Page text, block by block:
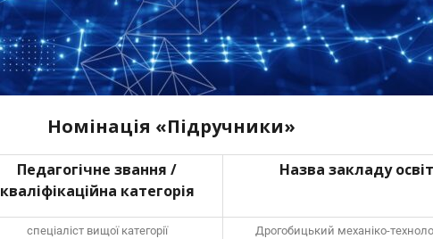
Номінація «Підручники»
Педагогічне звання /
кваліфікаційна категорія
Назва закладу
спеціаліст вищої категорії
Дрогобицький механіко-